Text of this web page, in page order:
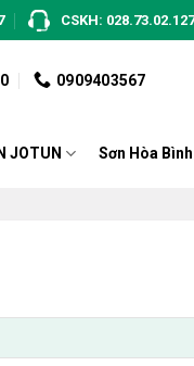
CSKH:
0909403567
JOTUN Sơn Hòa Bình